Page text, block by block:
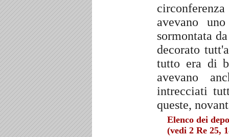
avevano
sormontata
decorato
tutto era di
avevano
intrecciati
queste,
Elenco dei
(vedi 2 Re 25,